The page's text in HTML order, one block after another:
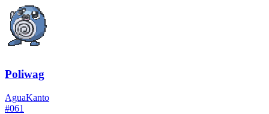
Poliwag
AguaKanto
#061